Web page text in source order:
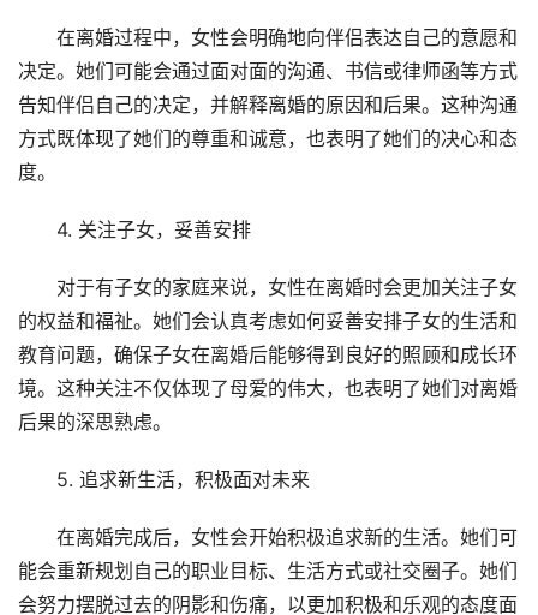
在离婚过程中，女性会明确地向伴侣表达自己的意愿和
决定。她们可能会通过面对面的沟通、书信或律师函等方式
告知伴侣自己的决定，并解释离婚的原因和后果。这种沟通
方式既体现了她们的尊重和诚意，也表明了她们的决心和态
度。
4. 关注子女，妥善安排
对于有子女的家庭来说，女性在离婚时会更加关注子女
的权益和福祉。她们会认真考虑如何妥善安排子女的生活和
教育问题，确保子女在离婚后能够得到良好的照顾和成长环
境。这种关注不仅体现了母爱的伟大，也表明了她们对离婚
后果的深思熟虑。
5. 追求新生活，积极面对未来
在离婚完成后，女性会开始积极追求新的生活。她们可
能会重新规划自己的职业目标、生活方式或社交圈子。她们
会努力摆脱过去的阴影和伤痛，以更加积极和乐观的态度面